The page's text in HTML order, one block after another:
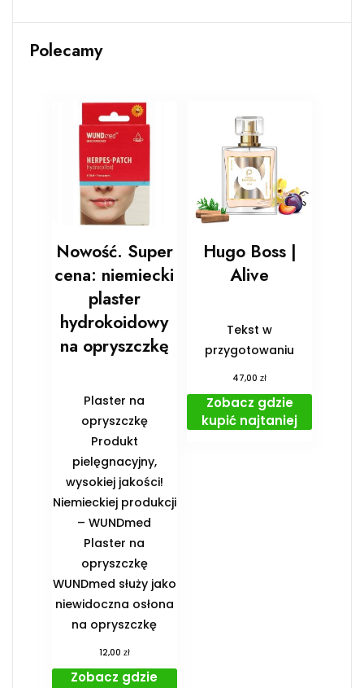
Polecamy
Nowość. Super
cena: niemiecki
plaster
hydrokoidowy
na opryszczkę
Plaster na
opryszczkę
Produkt
pielęgnacyjny,
wysokiej jakości!
Niemieckiej produkcji
– WUNDmed
Plaster na
opryszczkę
WUNDmed służy jako
niewidoczna osłona
na opryszczkę
12,00 zł
Zobacz gdzie
Hugo Boss |
Alive
Tekst w
przygotowaniu
47,00zł
Zobacz gdzie
kupić najtaniej